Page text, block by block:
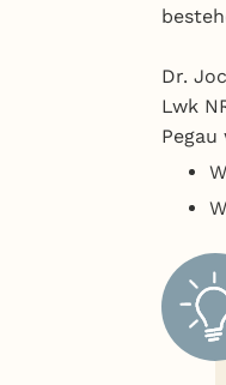
Dr.
Lwk